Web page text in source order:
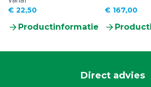
€ 22,50
Productinformatie
€ 167,00
Direct advies